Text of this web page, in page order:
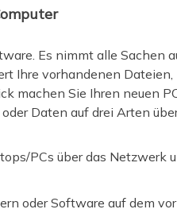
Es nimmt alle Sachen
Ihre vorhandenen Dateien,
machen Sie Ihren neuen
Daten auf drei Arten
PCs über das Netzwerk
oder Software auf dem